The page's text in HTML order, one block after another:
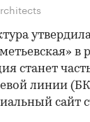
в
станет
линии
сайт